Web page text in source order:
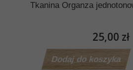
Tkanina Organza
25,00 zł
Dodaj do koszyka